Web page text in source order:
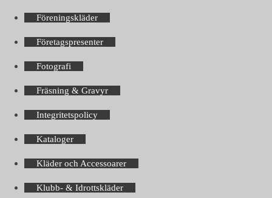
Föreningskläder
Företagspresenter
Fotografi
Fräsning & Gravyr
Integritetspolicy
Kataloger
Kläder och Accessoarer
Klubb- & Idrottskläder